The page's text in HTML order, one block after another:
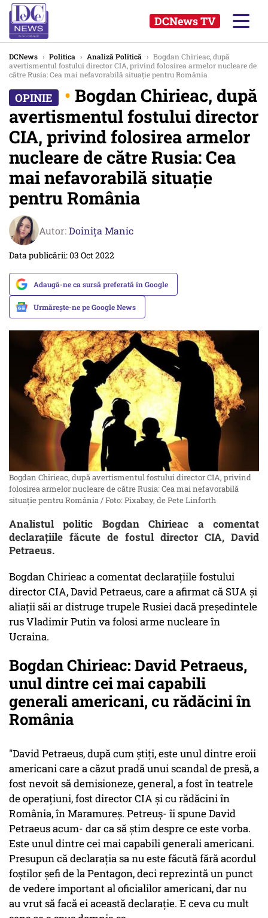
DCNews TV
DCNews › Politica › Analiză Politică › Bogdan Chirieac, după
avertismentul fostului director CIA, privind folosirea armelor nucleare de
către Rusia: Cea mai nefavorabilă situație pentru România
• Bogdan Chirieac, după
avertismentul fostului director
CIA, privind folosirea armelor
nucleare de către Rusia: Cea
mai nefavorabilă situație
pentru România
Autor:Doinița Manic
Data publicării: 03 Oct 2022
Adaugă-ne ca sursă preferată în Google
Urmărește-ne pe Google News
Bogdan Chirieac, după avertismentul fostului director CIA, privind
folosirea armelor nucleare de către Rusia: Cea mai nefavorabilă
situație pentru România / Foto: Pixabay, de Pete Linforth
Analistul politic Bogdan Chirieac a comentat
declarațiile făcute de fostul director CIA, David
Petraeus.
Bogdan Chirieac a comentat declarațiile fostului
director CIA, David Petraeus, care a afirmat că SUA și
aliații săi ar distruge trupele Rusiei dacă președintele
rus Vladimir Putin va folosi arme nucleare în
Ucraina.
Bogdan Chirieac: David Petraeus,
unul dintre cei mai capabili
generali americani, cu rădăcini în
România
"David Petraeus, după cum știți, este unul dintre eroii
americani care a căzut pradă unui scandal de presă, a
fost nevoit să demisioneze, general, a fost în teatrele
de operațiuni, fost director CIA și cu rădăcini în
România, în Maramureș. Petreuș- îi spune David
Petraeus acum- dar ca să știm despre ce este vorba.
Este unul dintre cei mai capabili generali americani.
Presupun că declarația sa nu este făcută fără acordul
foștilor șefi de la Pentagon, deci reprezintă un punct
de vedere important al oficialilor americani, dar nu
au vrut să facă ei această declarație. E ceva cu mult